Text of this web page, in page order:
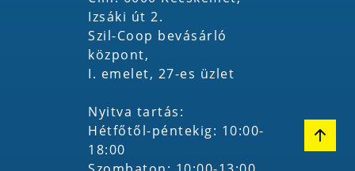
Izsáki út 2.
Szil-Coop bevásárló
központ,
I. emelet, 27-es üzlet
Nyitva tartás:
Hétfőtől-péntekig: 10:00-
18:00